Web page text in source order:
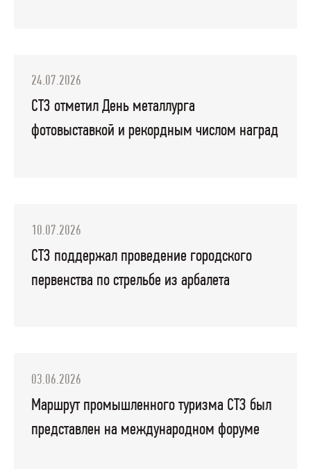
24.07.2026
СТЗ отметил День металлурга
фотовыставкой и рекордным числом наград
10.07.2026
СТЗ поддержал проведение городского
первенства по стрельбе из арбалета
03.06.2026
Маршрут промышленного туризма СТЗ был
представлен на международном форуме